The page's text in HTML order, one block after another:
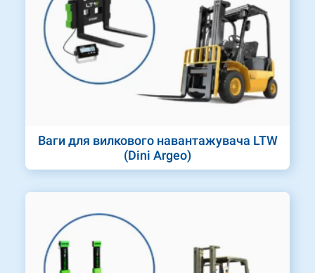
Ваги для вилкового навантажувача LTW
(Dini Argeo)